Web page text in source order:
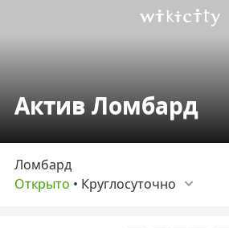
Актив Ломбард
Ломбард
Открыто • Круглосуточно